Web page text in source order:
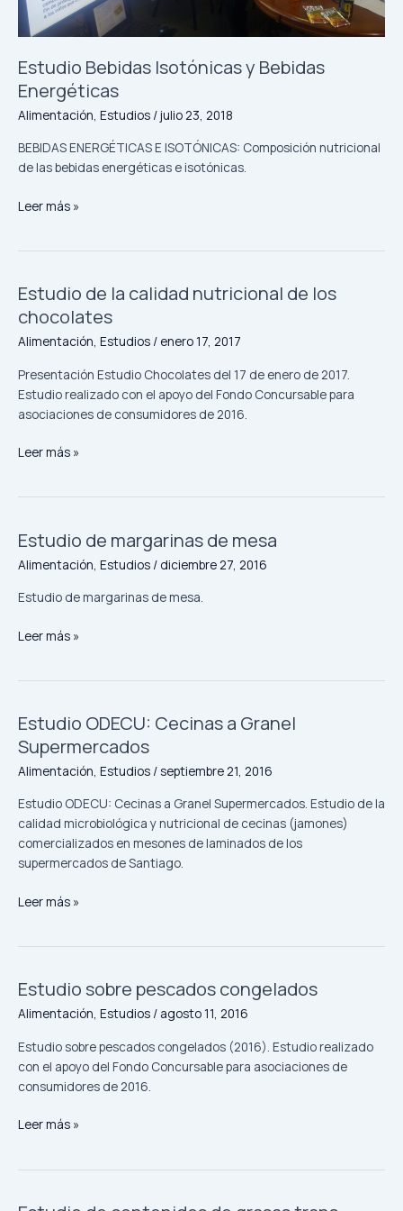
Estudio Bebidas Isotónicas y Bebidas
Energéticas
Alimentación Estudios /julio 23, 2018
BEBIDAS ENERGÉTICAS E ISOTÓNICAS: Composición nutricional
de las bebidas energéticas e isotónicas.
Leer más »
Estudio de la calidad nutricional de los
chocolates
Alimentación, Estudios / enero 17, 2017
Presentación Estudio Chocolates del 17 de enero de 2017.
Estudio realizado con el apoyo del Fondo Concursable para
asociaciones de consumidores de 2016.
Estudio
de
calidad
nutricional
de
los
Leer más »
Estudio de margarinas de mesa
Alimentación Estudios / diciembre 27, 2016
Estudio de margarinas de mesa.
Estudio
de
de
Leer más »
Estudio ODECU: Cecinas a Granel
Supermercados
Alimentación, Estudios / septiembre 21, 2016
Estudio ODECU: Cecinas a Granel Supermercados. Estudio de la
calidad microbiológica y nutricional de cecinas (jamones)
comercializados en mesones de laminados de los
supermercados de Santiago.
Estudio
ODECU:
Cecinas
a
Granel
Supermercados
Leer más »
Estudio sobre pescados congelados
Alimentación, Estudios / agosto 11, 2016
Estudio sobre pescados congelados (2016). Estudio realizado
con el apoyo del Fondo Concursable para asociaciones de
consumidores de 2016.
Estudio
sobre
congelados
Leer más »